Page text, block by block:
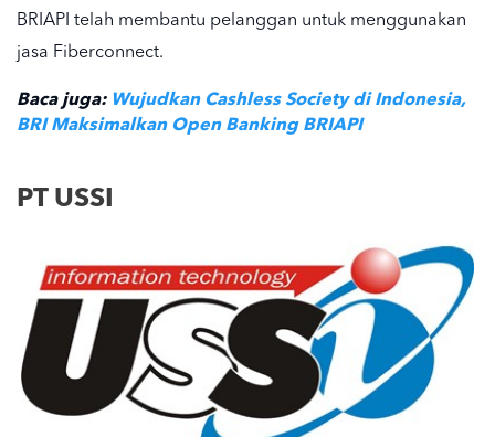
BRIAPI telah membantu pelanggan untuk menggunakan
jasa Fiberconnect.
Baca juga: Wujudkan Cashless Society di Indonesia,
BRI Maksimalkan Open Banking BRIAPI
PT USSI